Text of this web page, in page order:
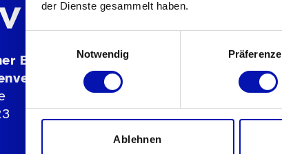
der Dienste gesammelt haben.
Notwendig
Ablehnen
Blinden- und
sbv
Folgen Sie
LinkedIn
YouTube